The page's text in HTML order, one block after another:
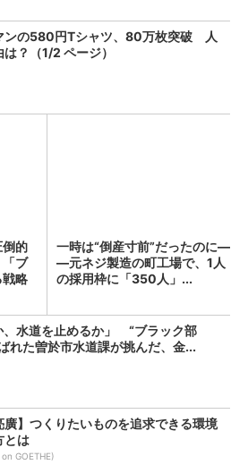
ンの580円Tシャツ、80万枚突破 人
？（1/2 ページ）
倒的
ブ
戦略
一時は“倒産寸前”だったのに―
―元ネジ製造の町工場で、1人
の採用枠に「350人」...
、水道を止めるか」 “ブラック部
れた曽於市水道課が挑んだ、金...
廣】つくりたいものを追求できる環境
とは
GOETHE)